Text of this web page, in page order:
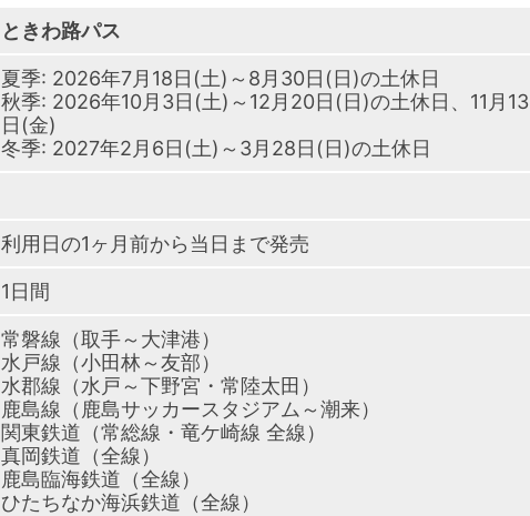
ときわ路パス
夏季: 2026年7月18日(土)～8月30日(日)の土休日
秋季: 2026年10月3日(土)～12月20日(日)の土休日、11月13
日(金)
冬季: 2027年2月6日(土)～3月28日(日)の土休日
利用日の1ヶ月前から当日まで発売
1日間
常磐線（取手～大津港）
水戸線（小田林～友部）
水郡線（水戸～下野宮・常陸太田）
鹿島線（鹿島サッカースタジアム～潮来）
関東鉄道（常総線・竜ケ崎線 全線）
真岡鉄道（全線）
鹿島臨海鉄道（全線）
ひたちなか海浜鉄道（全線）